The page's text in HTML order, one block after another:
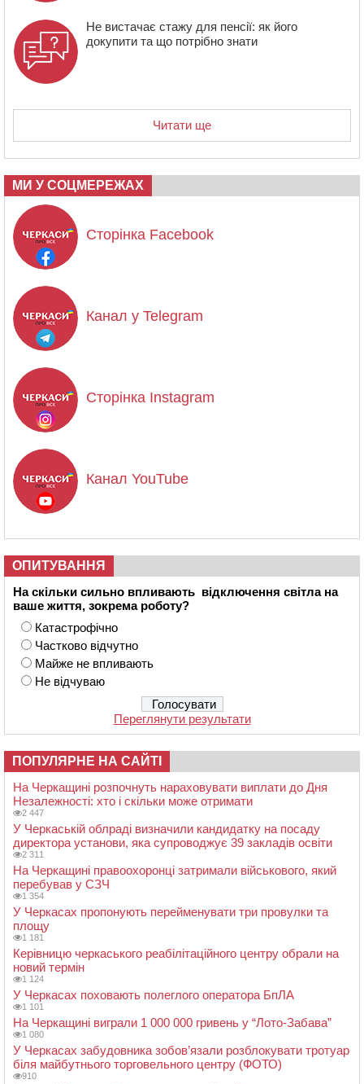
Не вистачає стажу для пенсії: як його
докупити та що потрібно знати
Читати ще
МИ У СОЦМЕРЕЖАХ
Сторінка Facebook
Канал у Telegram
Сторінка Instagram
Канал YouTube
ОПИТУВАННЯ
На скільки сильно впливають відключення світла на
ваше життя, зокрема роботу?
Катастрофічно
Частково відчутно
Майже не впливають
Не відчуваю
Переглянути результати
ПОПУЛЯРНЕ НА САЙТІ
На Черкащині розпочнуть нараховувати виплати до Дня
Незалежності: хто і скільки може отримати
2 447
У Черкаській облраді визначили кандидатку на посаду
директора установи, яка супроводжує 39 закладів освіти
2 311
На Черкащині правоохоронці затримали військового, який
перебував у СЗЧ
1 354
У Черкасах пропонують перейменувати три провулки та
площу
1 181
Керівницю черкаського реабілітаційного центру обрали на
новий термін
1 124
У Черкасах поховають полеглого оператора БпЛА
1 101
На Черкащині виграли 1 000 000 гривень у “Лото-Забава”
1 080
У Черкасах забудовника зобов’язали розблокувати тротуар
біля майбутнього торговельного центру (ФОТО)
910